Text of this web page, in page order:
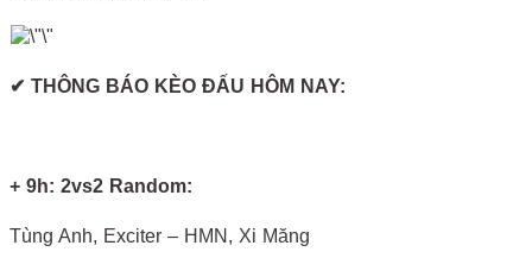
✔ THÔNG BÁO KÈO ĐẤU HÔM NAY:
+ 9h: 2vs2 Random:
Tùng Anh, Exciter – HMN, Xi Măng